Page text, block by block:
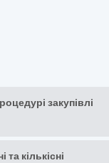
закупівлі
та кількісні